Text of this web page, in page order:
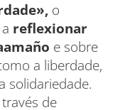
o
reflexionar
e sobre
a liberdade,
solidariedade.
de